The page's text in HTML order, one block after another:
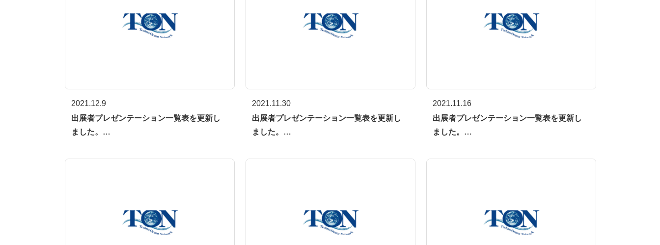
2021.12.9
出展者プレゼンテーション一覧表を更新し
ました。…
2021.11.30
出展者プレゼンテーション一覧表を更新し
ました。…
2021.11.16
出展者プレゼンテーション一覧表を更新し
ました。…